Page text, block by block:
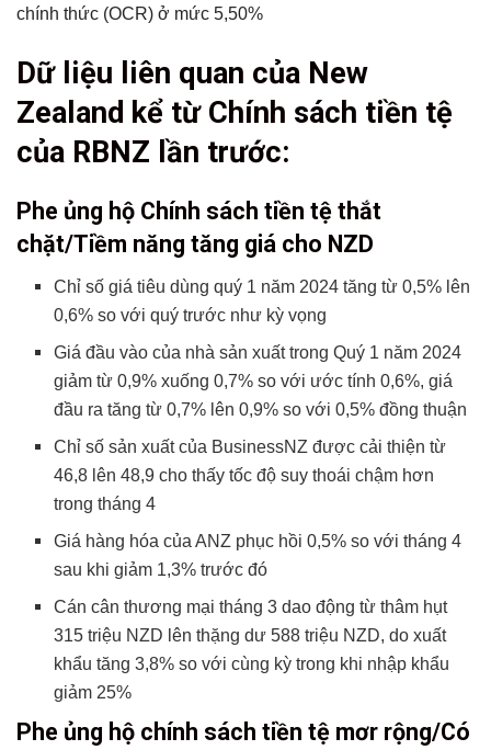
Các bản phát hành trước đây và ảnh hưởng của môi
Ngày 10 tháng 4 năm 2024
Ngày 28 tháng 2 năm 2024
Xác suất hành động giá
Xác suất tâm lý rủi ro:
Các kịch bản tiềm năng cho đồng NZD:
Các kịch bản khác:
Có thể bạn chưa biết
chính thức (OCR) ở mức 5,50%
Dữ liệu liên quan của New
Zealand kể từ Chính sách tiền tệ
của RBNZ lần trước:
Phe ủng hộ Chính sách tiền tệ thắt
chặt/Tiềm năng tăng giá cho NZD
Chỉ số giá tiêu dùng quý 1 năm 2024 tăng từ 0,5% lên
0,6% so với quý trước như kỳ vọng
Giá đầu vào của nhà sản xuất trong Quý 1 năm 2024
giảm từ 0,9% xuống 0,7% so với ước tính 0,6%, giá
đầu ra tăng từ 0,7% lên 0,9% so với 0,5% đồng thuận
Chỉ số sản xuất của BusinessNZ được cải thiện từ
46,8 lên 48,9 cho thấy tốc độ suy thoái chậm hơn
trong tháng 4
Giá hàng hóa của ANZ phục hồi 0,5% so với tháng 4
sau khi giảm 1,3% trước đó
Cán cân thương mại tháng 3 dao động từ thâm hụt
315 triệu NZD lên thặng dư 588 triệu NZD, do xuất
khẩu tăng 3,8% so với cùng kỳ trong khi nhập khẩu
giảm 25%
Phe ủng hộ chính sách tiền tệ mơr rộng/Có